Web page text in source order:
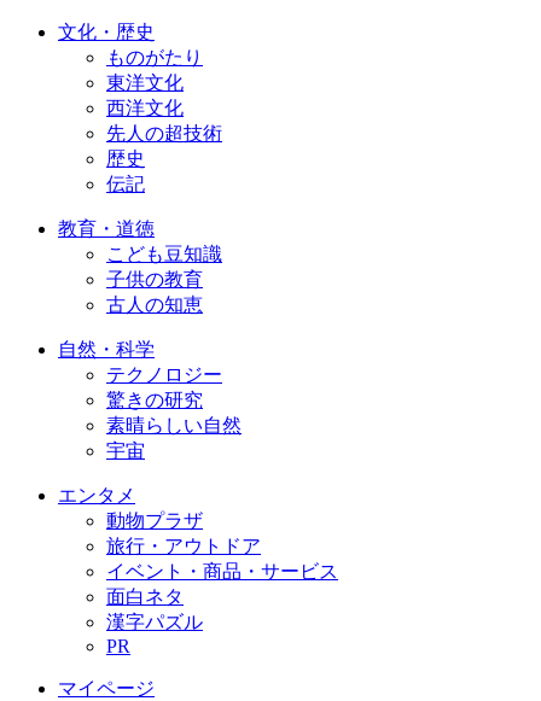
文化・歴史
ものがたり
東洋文化
西洋文化
先人の超技術
歴史
伝記
教育・道徳
こども豆知識
子供の教育
古人の知恵
自然・科学
テクノロジー
驚きの研究
素晴らしい自然
宇宙
エンタメ
動物プラザ
旅行・アウトドア
イベント・商品・サービス
面白ネタ
漢字パズル
PR
マイページ